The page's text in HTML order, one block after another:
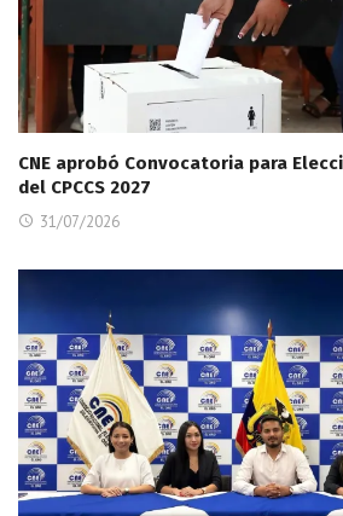
CNE aprobó Convocatoria para
del CPCCS 2027
31/07/2026